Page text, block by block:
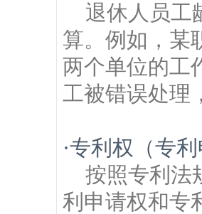
退休人员工
算。例如，某
两个单位的工
工被错误处理
·专利权（专
按照专利法
利申请权和专